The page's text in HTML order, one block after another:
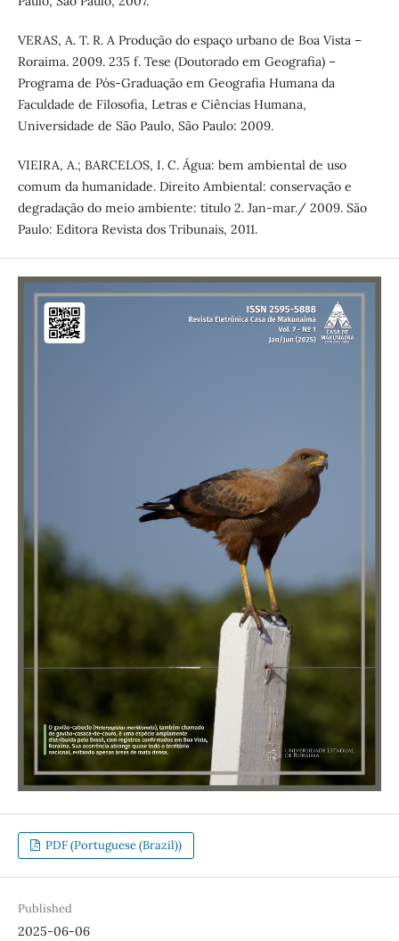
VERAS, A. T. R. A Produção do espaço urbano de Boa Vista –
Roraima. 2009. 235 f. Tese (Doutorado em Geografia) –
Programa de Pós-Graduação em Geografia Humana da
Faculdade de Filosofia, Letras e Ciências Humana,
Universidade de São Paulo, São Paulo: 2009.
VIEIRA, A.; BARCELOS, I. C. Água: bem ambiental de uso
comum da humanidade. Direito Ambiental: conservação e
degradação do meio ambiente: titulo 2. Jan-mar./ 2009. São
Paulo: Editora Revista dos Tribunais, 2011.
PDF (Portuguese (Brazil))
Published
2025-06-06